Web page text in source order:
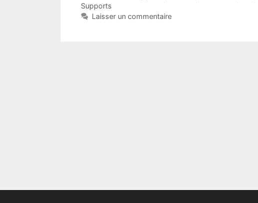
Supports
Laisser un commentaire